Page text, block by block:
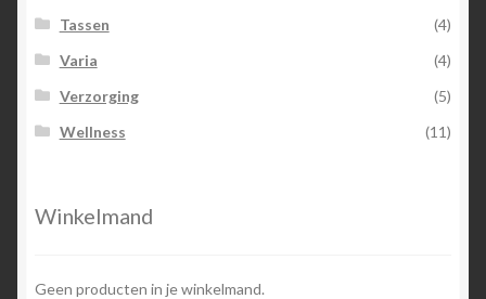
Tassen
(4)
Varia
(4)
Verzorging
(5)
Wellness
(11)
Winkelmand
Geen producten in je winkelmand.